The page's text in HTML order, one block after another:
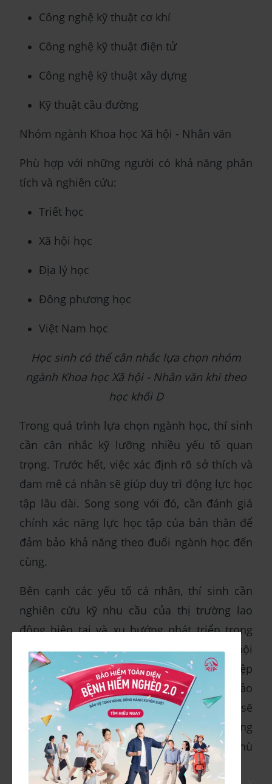
Công nghệ kỹ thuật cơ khí
Công nghệ kỹ thuật điện tử
Công nghệ kỹ thuật xây dựng
Kỹ thuật cầu đường
Nhóm ngành Khoa học Xã hội - Nhân văn
Phù hợp với những người có khả năng phân
tích và nghiên cứu:
Triết học
Xã hội học
Địa lý học
Đông phương học
Việt Nam học
Học sinh có thể cân nhắc lựa chọn nhóm
ngành Khoa học Xã hội - Nhân văn khi theo
học khối D
Trong quá trình lựa chọn ngành học, thí sinh
cần cân nhắc kỹ lưỡng nhiều yếu tố quan
trọng. Trước hết, việc xác định rõ sở thích và
đam mê cá nhân sẽ giúp duy trì động lực học
tập lâu dài. Song song với đó, cần đánh giá
chính xác năng lực học tập của bản thân để
đảm bảo khả năng theo đuổi ngành học đến
cùng.
Bên cạnh các yếu tố cá nhân, thí sinh cần
nghiên cứu kỹ nhu cầu của thị trường lao
động hiện tại và xu hướng phát triển trong
tương lai. Điều này sẽ định hướng cho cơ hội
việc làm và khả năng phát triển nghề nghiệp
sau khi tốt nghiệp. Cuối cùng, việc tham khảo
điểm chuẩn của ngành học qua các năm sẽ
giúp thí sinh đánh giá được khả năng trúng
tuyển và có kế hoạch học tập, ôn luyện phù
hợp để đạt được mục tiêu đã đề ra.